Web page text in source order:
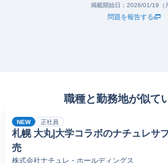
掲載開始日： 2026/01/19（
問題を報告する
職種と勤務地が似て
NEW 正社員
札幌 大丸|大学コラボのナチュレサ
売
株式会社ナチュレ・ホールディングス